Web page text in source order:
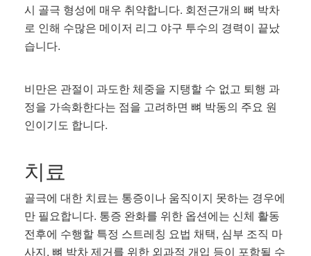
시 골극 형성에 매우 취약합니다. 회전근개의 뼈 박차
로 인해 수많은 메이저 리그 야구 투수의 경력이 끝났
습니다.
비만은 관절이 과도한 체중을 지탱할 수 없고 퇴행 과
정을 가속화한다는 점을 고려하면 뼈 박동의 주요 원
인이기도 합니다.
치료
골극에 대한 치료는 통증이나 움직이지 못하는 경우에
만 필요합니다. 통증 완화를 위한 옵션에는 신체 활동
전후에 수행할 특정 스트레칭 요법 채택, 심부 조직 마
사지, 뼈 박차 제거를 위한 외과적 개입 등이 포함될 수